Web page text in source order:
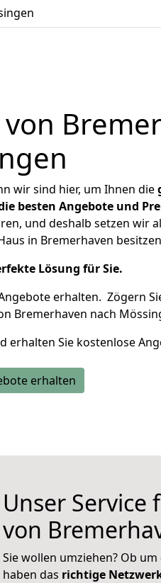
wir sind hier, um Ihnen die
besten Angebote und
und deshalb setzen wir
in Bremerhaven
Lösung für Sie.
erhalten. Zögern
Bremerhaven nach
erhalten Sie kostenlose
erhalten
Unser Service
von
Sie wollen umziehen? Ob
haben das richtige